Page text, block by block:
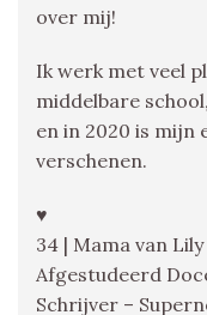
over mij!
Ik werk met veel
middelbare
en in 2020 is mijn
verschenen.
♥
34 | Mama van
Afgestudeerd
Schrijver –